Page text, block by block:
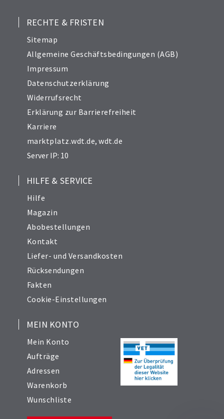
RECHTE & FRISTEN
Sitemap
Allgemeine Geschäftsbedingungen (AGB)
Impressum
Datenschutzerklärung
Widerrufsrecht
Erklärung zur Barrierefreiheit
Karriere
marktplatz.wdt.de,wdt.de
Server IP: 10
HILFE & SERVICE
Hilfe
Magazin
Abobestellungen
Kontakt
Liefer- und Versandkosten
Rücksendungen
Fakten
Cookie-Einstellungen
MEIN KONTO
Mein Konto
Aufträge
Adressen
Warenkorb
Wunschliste